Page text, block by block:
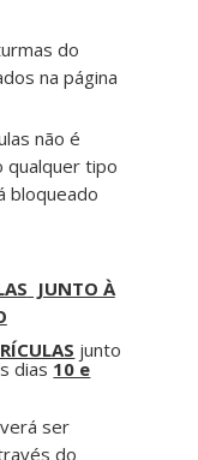
do
na página
não é
qualquer tipo
bloqueado
JUNTO À
junto
dias 10 e
ser
do